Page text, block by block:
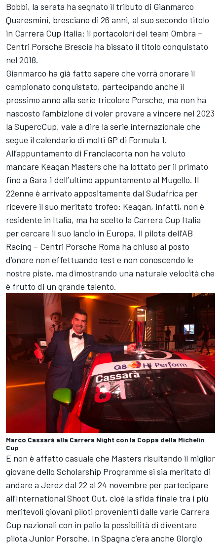
Bobbi, la serata ha segnato il tributo di Gianmarco
Quaresmini, bresciano di 26 anni, al suo secondo titolo
in Carrera Cup Italia: il portacolori del team Ombra –
Centri Porsche Brescia ha bissato il titolo conquistato
nel 2018.
Gianmarco ha già fatto sapere che vorrà onorare il
campionato conquistato, partecipando anche il
prossimo anno alla serie tricolore Porsche, ma non ha
nascosto l’ambizione di voler provare a vincere nel 2023
la SupercCup, vale a dire la serie internazionale che
segue il calendario di molti GP di Formula 1.
All’appuntamento di Franciacorta non ha voluto
mancare Keagan Masters che ha lottato per il primato
fino a Gara 1 dell’ultimo appuntamento al Mugello. Il
22enne è arrivato appositamente dal Sudafrica per
ricevere il suo meritato trofeo: Keagan, infatti, non è
residente in Italia, ma ha scelto la Carrera Cup Italia
per cercare il suo lancio in Europa. Il pilota dell’AB
Racing – Centri Porsche Roma ha chiuso al posto
d’onore non effettuando test e non conoscendo le
nostre piste, ma dimostrando una naturale velocità che
è frutto di un grande talento.
Marco Cassarà alla Carrera Night con la Coppa della Michelin
Cup
E non è affatto casuale che Masters risultando il miglior
giovane dello Scholarship Programme si sia meritato di
andare a Jerez dal 22 al 24 novembre per partecipare
all’International Shoot Out, cioè la sfida finale tra i più
meritevoli giovani piloti provenienti dalle varie Carrera
Cup nazionali con in palio la possibilità di diventare
pilota Junior Porsche. In Spagna c’era anche Giorgio